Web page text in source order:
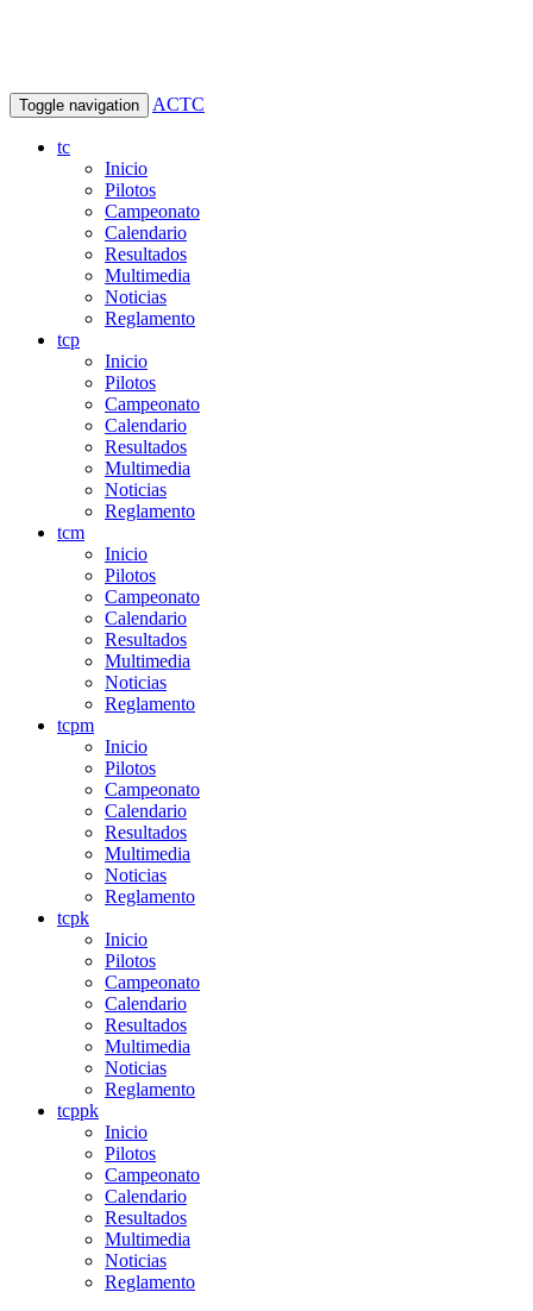
Toggle navigation ACTC
tc
Inicio
Pilotos
Campeonato
Calendario
Resultados
Multimedia
Noticias
Reglamento
tcp
Inicio
Pilotos
Campeonato
Calendario
Resultados
Multimedia
Noticias
Reglamento
tcm
Inicio
Pilotos
Campeonato
Calendario
Resultados
Multimedia
Noticias
Reglamento
tcpm
Inicio
Pilotos
Campeonato
Calendario
Resultados
Multimedia
Noticias
Reglamento
tcpk
Inicio
Pilotos
Campeonato
Calendario
Resultados
Multimedia
Noticias
Reglamento
tcppk
Inicio
Pilotos
Campeonato
Calendario
Resultados
Multimedia
Noticias
Reglamento